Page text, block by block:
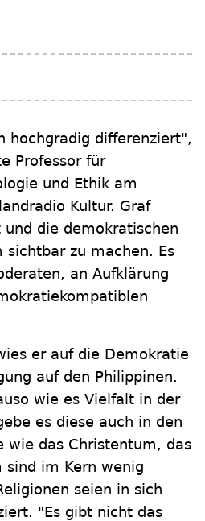
hochgradig differenziert",
Professor für
und Ethik am
Kultur. Graf
die demokratischen
sichtbar zu machen. Es
an Aufklärung
er auf die Demokratie
auf den Philippinen.
wie es Vielfalt in der
es diese auch in den
wie das Christentum, das
sind im Kern wenig
seien in sich
"Es gibt nicht das